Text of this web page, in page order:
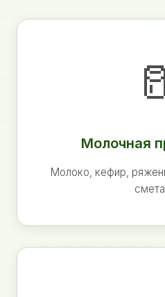
Молочная
Молоко, кефир,